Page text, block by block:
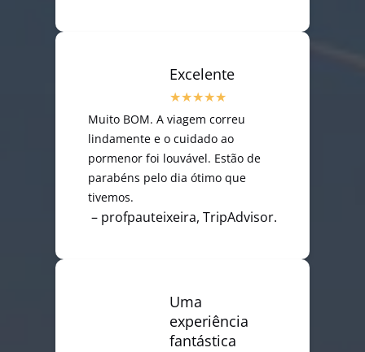
Excelente
Muito BOM. A viagem correu
lindamente e o cuidado ao
pormenor foi louvável. Estão de
parabéns pelo dia ótimo que
tivemos.
– profpauteixeira, TripAdvisor.
Uma
experiência
fantástica